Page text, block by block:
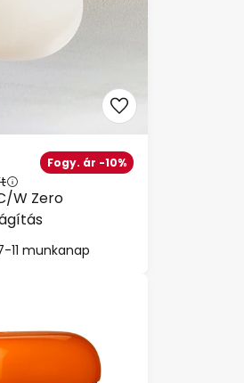
W Zero
Fogy. ár -10%
11 munkanap